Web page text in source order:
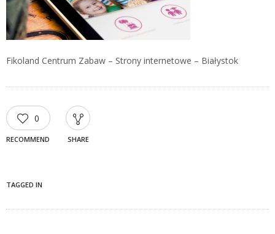
Fikoland Centrum Zabaw – Strony internetowe – Białystok
0
RECOMMEND SHARE
TAGGED IN